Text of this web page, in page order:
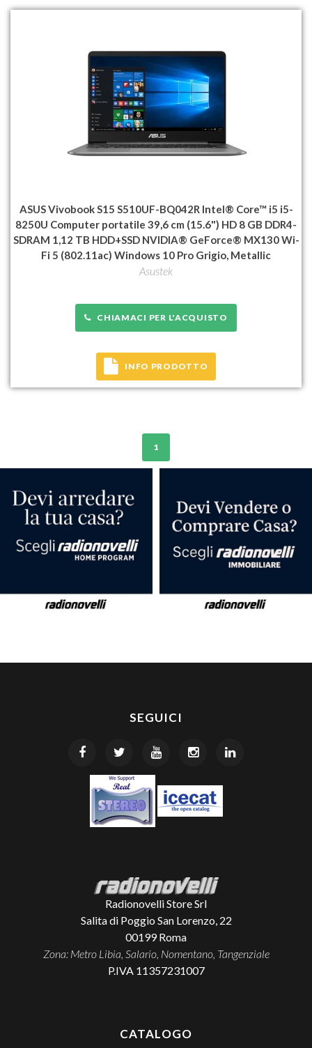
ASUS Vivobook S15 S510UF-BQ042R Intel® Core™ i5 i5-
8250U Computer portatile 39,6 cm (15.6") HD 8 GB DDR4-
SDRAM 1,12 TB HDD+SSD NVIDIA® GeForce® MX130 Wi-
Fi 5 (802.11ac) Windows 10 Pro Grigio, Metallic
Asustek
CHIAMACI PER L'ACQUISTO
INFO PRODOTTO
1
SEGUICI
Radionovelli Store Srl
Salita di Poggio San Lorenzo, 22
00199 Roma
Zona: Metro Libia, Salario, Nomentano, Tangenziale
P.IVA 11357231007
CATALOGO